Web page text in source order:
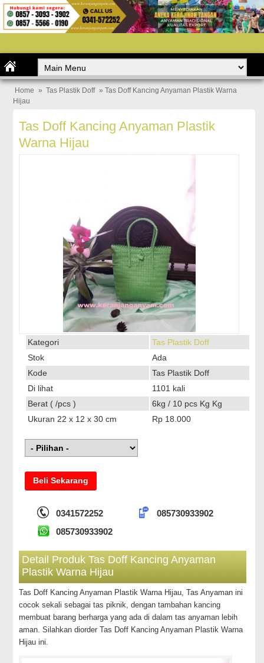
Home » Tas Plastik Doff » Tas Doff Kancing Anyaman Plastik Warna
Hijau
Tas Doff Kancing Anyaman Plastik
Warna Hijau
Kategori
Tas Plastik Doff
Stok
Ada
Kode
Tas Plastik Doff
Di lihat
1101 kali
Berat ( /pcs )
6kg / 10 pcs Kg Kg
Ukuran 22 x 12 x 30 cm
Rp 18.000
Beli Sekarang
0341572252
085730933902
085730933902
Detail Produk Tas Doff Kancing Anyaman
Plastik Warna Hijau
Tas Doff Kancing Anyaman Plastik Warna Hijau, Tas Anyaman ini
cocok sekali sebagai tas piknik, dengan tambahan kancing
membuat barang berharga yang ada di dalam tas anyaman lebih
aman. Silahkan diorder Tas Doff Kancing Anyaman Plastik Warna
Hijau ini.